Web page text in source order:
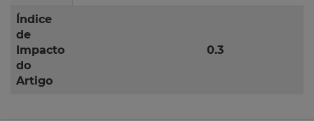
Índice
de
Impacto
do
Artigo
0.3